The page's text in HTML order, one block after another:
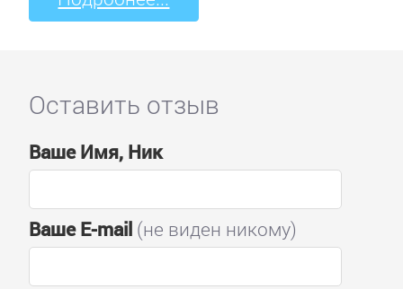
Оставить отзыв
Ваше Имя, Ник
Ваше E-mail(не виден никому)